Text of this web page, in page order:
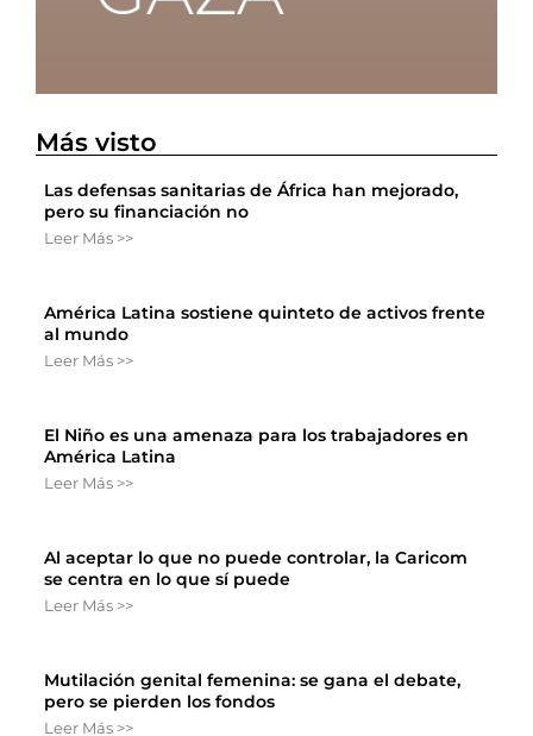
Más visto
Las defensas sanitarias de África han mejorado,
pero su financiación no
Leer Más >>
América Latina sostiene quinteto de activos frente
al mundo
Leer Más >>
El Niño es una amenaza para los trabajadores en
América Latina
Leer Más >>
Al aceptar lo que no puede controlar, la Caricom
se centra en lo que sí puede
Leer Más >>
Mutilación genital femenina: se gana el debate,
pero se pierden los fondos
Leer Más >>